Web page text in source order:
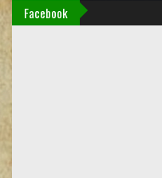
Facebook